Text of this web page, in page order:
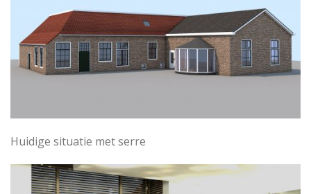
Huidige situatie met serre